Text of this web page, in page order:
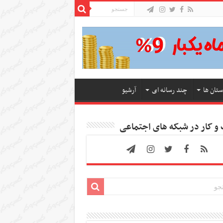
ها چند رسانه ای آرشیو
کار در شبکه های اجتماعی